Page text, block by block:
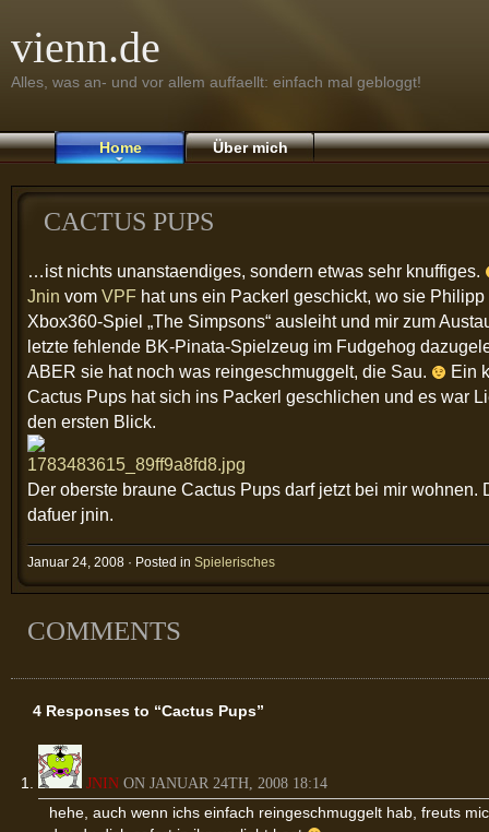
vienn.de
Alles, was an- und vor allem auffaellt: einfach mal gebloggt!
Home Über mich
CACTUS PUPS
…ist nichts unanstaendiges, sondern etwas sehr knuffiges.
Jnin vom VPF hat uns ein Packerl geschickt, wo sie Philipp
Xbox360-Spiel „The Simpsons“ ausleiht und mir zum
letzte fehlende BK-Pinata-Spielzeug im Fudgehog
ABER sie hat noch was reingeschmuggelt, die Sau.
Ein
Cactus Pups hat sich ins Packerl geschlichen und es war
den ersten Blick.
Der oberste braune Cactus Pups darf jetzt bei mir wohnen.
dafuer jnin.
Januar 24, 2008 · Posted in Spielerisches
COMMENTS
4 Responses to “Cactus Pups”
JNIN ON JANUAR 24TH, 2008 18:14
hehe, auch wenn ichs einfach reingeschmuggelt hab, freuts